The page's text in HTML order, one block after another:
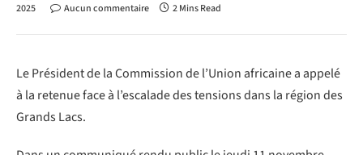
2025
Aucun commentaire 2 Mins Read
Le Président de la Commission de l’Union africaine a appelé
à la retenue face à l’escalade des tensions dans la région des
Grands Lacs.